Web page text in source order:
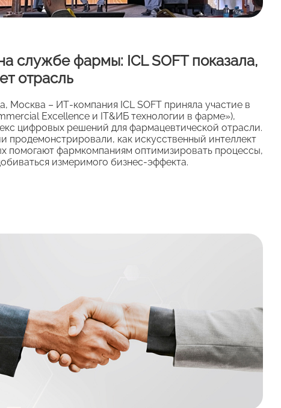
службе фармы: ICL SOFT показала,
отрасль
Москва – ИТ‑компания ICL SOFT приняла участие в
Excellence и IT&ИБ технологии в фарме»),
цифровых решений для фармацевтической отрасли.
продемонстрировали, как искусственный интеллект
помогают фармкомпаниям оптимизировать процессы,
измеримого бизнес‑эффекта.